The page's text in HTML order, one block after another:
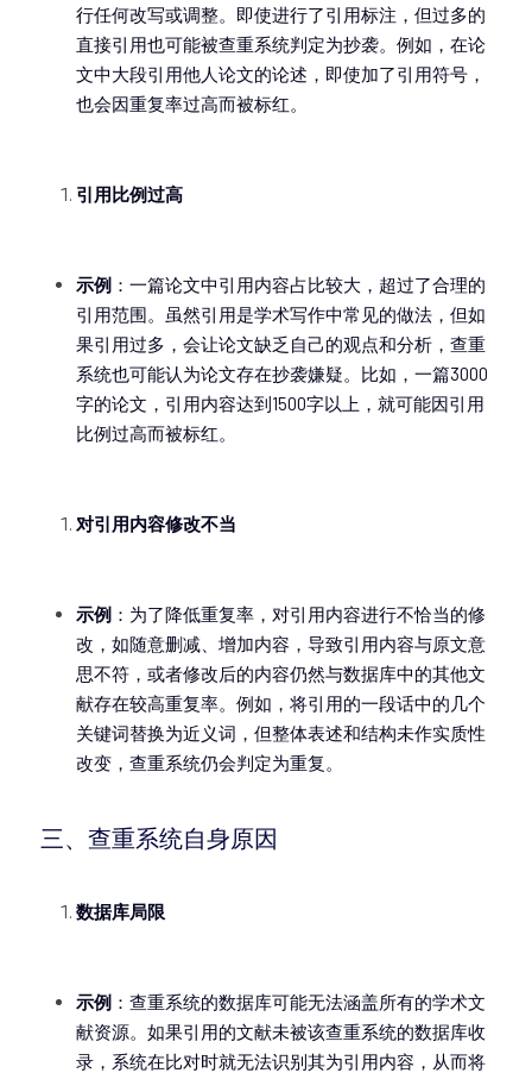
行任何改写或调整。即使进行了引用标注，但过多的
直接引用也可能被查重系统判定为抄袭。例如，在论
文中大段引用他人论文的论述，即使加了引用符号，
也会因重复率过高而被标红。
引用比例过高
示例 ：一篇论文中引用内容占比较大，超过了合理的
引用范围。虽然引用是学术写作中常见的做法，但如
果引用过多，会让论文缺乏自己的观点和分析，查重
系统也可能认为论文存在抄袭嫌疑。比如，一篇3000
字的论文，引用内容达到1500字以上，就可能因引用
比例过高而被标红。
对引用内容修改不当
示例 ：为了降低重复率，对引用内容进行不恰当的修
改，如随意删减、增加内容，导致引用内容与原文意
思不符，或者修改后的内容仍然与数据库中的其他文
献存在较高重复率。例如，将引用的一段话中的几个
关键词替换为近义词，但整体表述和结构未作实质性
改变，查重系统仍会判定为重复。
三、查重系统自身原因
数据库局限
示例 ：查重系统的数据库可能无法涵盖所有的学术文
献资源。如果引用的文献未被该查重系统的数据库收
录，系统在比对时就无法识别其为引用内容，从而将